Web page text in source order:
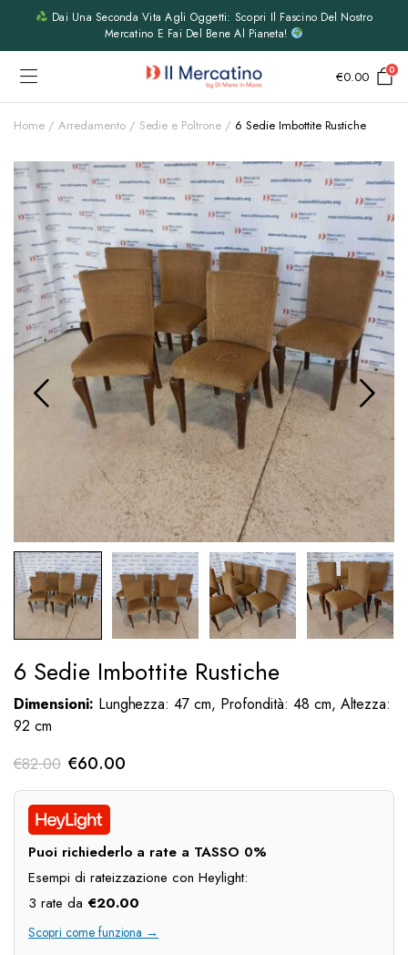
Dai Una Seconda Vita Agli Oggetti: Scopri Il Fascino Del Nostro
Mercatino E Fai Del Bene Al Pianeta!
€0.00 0
Home Arredamento Sedie e Poltrone 6 Sedie Imbottite Rustiche
6 Sedie Imbottite Rustiche
Dimensioni: Lunghezza: 47 cm, Profondità: 48 cm, Altezza:
92 cm
€82.00 Il
prezzo
originale
era:
€82.00.
€60.00Il
prezzo
€60.00.
Puoi richiederlo a rate a TASSO 0%
Esempi di rateizzazione con Heylight:
3 rate da €20.00
Scopri come funziona →